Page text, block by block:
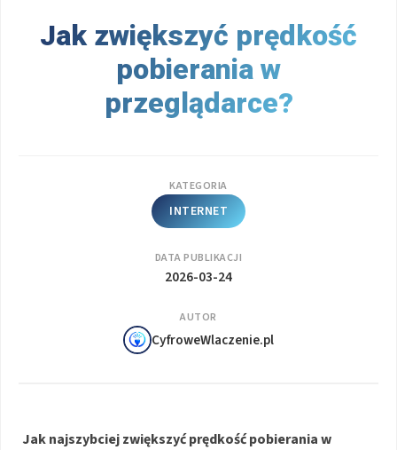
Jak zwiększyć prędkość
pobierania w
przeglądarce?
KATEGORIA
INTERNET
DATA PUBLIKACJI
2026-03-24
AUTOR
CyfroweWlaczenie.pl
Jak najszybciej zwiększyć prędkość pobierania w